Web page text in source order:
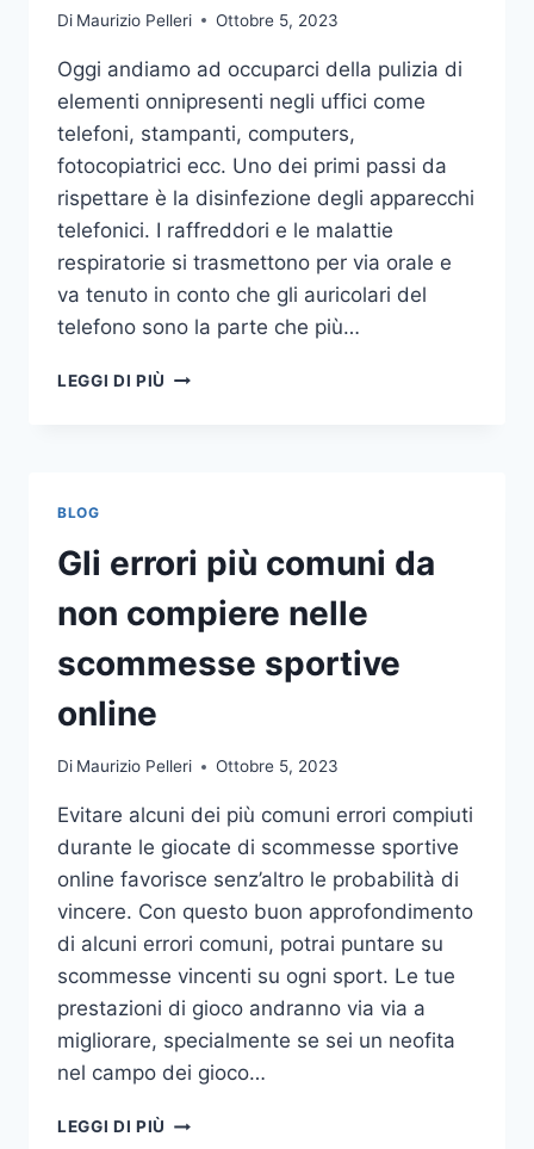
Di Maurizio Pelleri Ottobre 5, 2023
Oggi andiamo ad occuparci della pulizia di
elementi onnipresenti negli uffici come
telefoni, stampanti, computers,
fotocopiatrici ecc. Uno dei primi passi da
rispettare è la disinfezione degli apparecchi
telefonici. I raffreddori e le malattie
respiratorie si trasmettono per via orale e
va tenuto in conto che gli auricolari del
telefono sono la parte che più…
LEGGI DI PIÙ UN
PULIZIA
DELLE
APPARECCHIATURE
DA
BLOG
Gli errori più comuni da
non compiere nelle
scommesse sportive
online
Di Maurizio Pelleri Ottobre 5, 2023
Evitare alcuni dei più comuni errori compiuti
durante le giocate di scommesse sportive
online favorisce senz’altro le probabilità di
vincere. Con questo buon approfondimento
di alcuni errori comuni, potrai puntare su
scommesse vincenti su ogni sport. Le tue
prestazioni di gioco andranno via via a
migliorare, specialmente se sei un neofita
nel campo dei gioco…
LEGGI DI PIÙ GLI